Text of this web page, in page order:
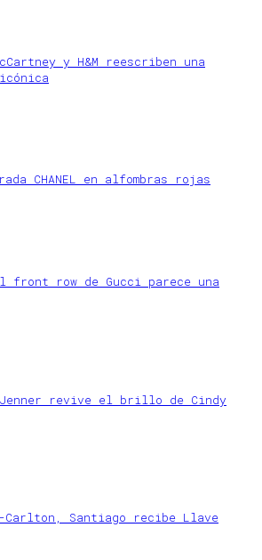
y H&M reescriben una
CHANEL en alfombras rojas
front row de Gucci parece una
revive el brillo de Cindy
Carlton, Santiago recibe Llave